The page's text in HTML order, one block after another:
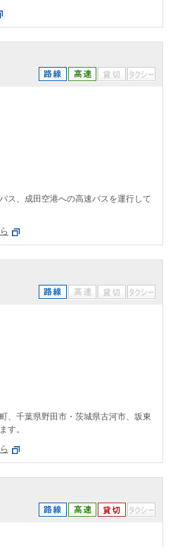
ス、成田空港への高速バスを運行して
、千葉県野田市・茨城県古河市、坂東
す。